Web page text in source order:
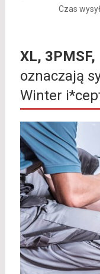
Czas
XL, 3PMSF,
oznaczają
Winter